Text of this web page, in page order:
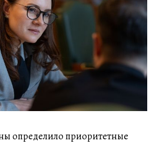
определило приоритетные